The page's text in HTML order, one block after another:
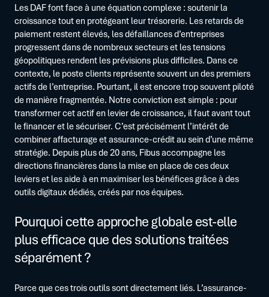
Les DAF font face à une équation complexe : soutenir la
croissance tout en protégeant leur trésorerie. Les retards de
paiement restent élevés, les défaillances d’entreprises
progressent dans de nombreux secteurs et les tensions
géopolitiques rendent les prévisions plus difficiles. Dans ce
contexte, le poste clients représente souvent un des premiers
actifs de l’entreprise. Pourtant, il est encore trop souvent piloté
de manière fragmentée. Notre conviction est simple : pour
transformer cet actif en levier de croissance, il faut avant tout
le financer et le sécuriser. C’est précisément l’intérêt de
combiner affacturage et assurance-crédit au sein d’une même
stratégie. Depuis plus de 20 ans, Fibus accompagne les
directions financières dans la mise en place de ces deux
leviers et les aide à en maximiser les bénéfices grâce à des
outils digitaux dédiés, créés par nos équipes.
Pourquoi cette approche globale est-elle
plus efficace que des solutions traitées
séparément ?
Parce que ces trois outils sont directement liés. L’assurance-